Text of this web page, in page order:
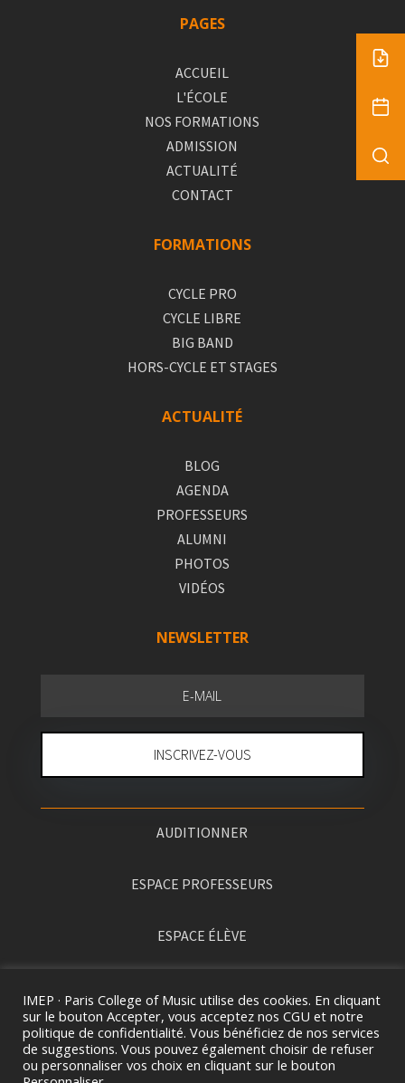
PAGES
ACCUEIL
L'ÉCOLE
NOS FORMATIONS
ADMISSION
ACTUALITÉ
CONTACT
FORMATIONS
CYCLE PRO
CYCLE LIBRE
BIG BAND
HORS-CYCLE ET STAGES
ACTUALITÉ
BLOG
AGENDA
PROFESSEURS
ALUMNI
PHOTOS
VIDÉOS
NEWSLETTER
INSCRIVEZ-VOUS
AUDITIONNER
ESPACE PROFESSEURS
ESPACE ÉLÈVE
IMEP · Paris College of Music utilise des cookies. En cliquant
sur le bouton Accepter, vous acceptez nos CGU et notre
politique de confidentialité. Vous bénéficiez de nos services
de suggestions. Vous pouvez également choisir de refuser
ou personnaliser vos choix en cliquant sur le bouton